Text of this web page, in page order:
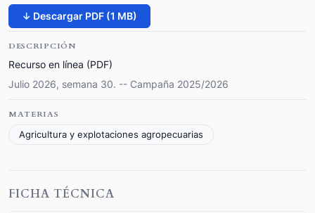
↓ Descargar PDF (1 MB)
DESCRIPCIÓN
Recurso en línea (PDF)
Julio 2026, semana 30. -- Campaña 2025/2026
MATERIAS
Agricultura y explotaciones agropecuarias
FICHA TÉCNICA